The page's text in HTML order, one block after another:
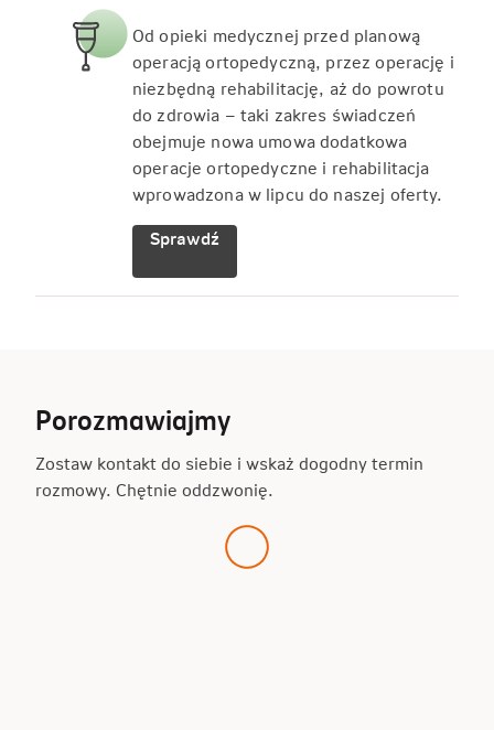
Od opieki medycznej przed planową
operacją ortopedyczną, przez operację i
niezbędną rehabilitację, aż do powrotu
do zdrowia – taki zakres świadczeń
obejmuje nowa umowa dodatkowa
operacje ortopedyczne i rehabilitacja
wprowadzona w lipcu do naszej oferty.
Sprawdź
Porozmawiajmy
Zostaw kontakt do siebie i wskaż dogodny termin
rozmowy. Chętnie oddzwonię.